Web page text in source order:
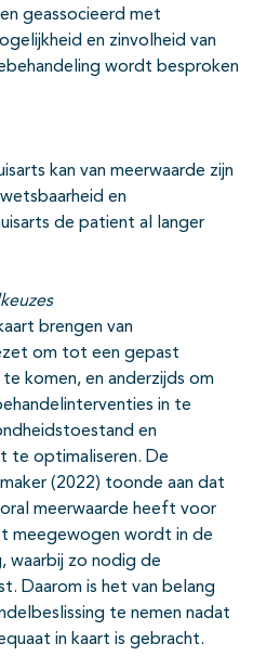
geassocieerd met
en zinvolheid van
wordt besproken
kan van meerwaarde zijn
en
de patient al langer
brengen van
om tot een gepast
komen, en anderzijds om
in te
en
te optimaliseren. De
(2022) toonde aan dat
meerwaarde heeft voor
meegewogen wordt in de
waarbij zo nodig de
Daarom is het van belang
te nemen nadat
in kaart is gebracht.